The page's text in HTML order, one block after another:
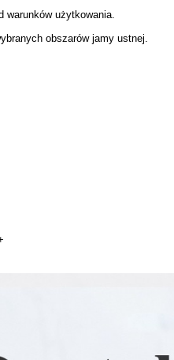
użytkowania.
obszarów jamy ustnej.